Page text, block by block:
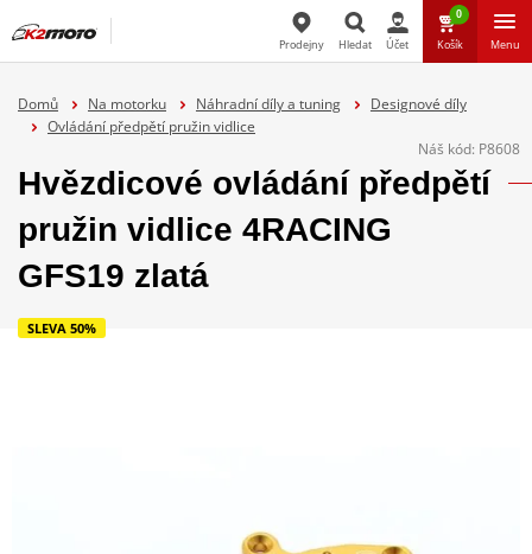
Hledat
Prodejny Hledat Účet
0
Košík Menu
Domů Na motorku Náhradní díly a tuning
Designové díly
Ovládání předpětí pružin vidlice
Náš kód: P8608
Hvězdicové ovládání předpětí
pružin vidlice 4RACING
GFS19 zlatá
SLEVA 50%